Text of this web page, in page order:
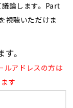
論します。Part
視聴いただけま
。
ルアドレスの方は
す